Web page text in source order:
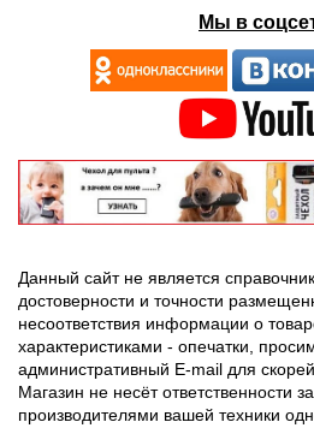
Мы в
Данный сайт не является
достоверности и точности
несоответствия информации о
характеристиками - опечатки,
административный E-mail для
Магазин не несёт ответственности
производителями вашей техники